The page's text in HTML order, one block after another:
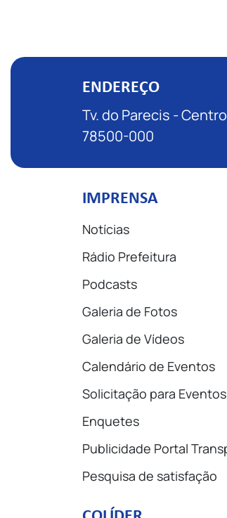
ENDEREÇO
Tv. do Parecis -
78500-000
IMPRENSA
Notícias
Rádio Prefeitura
Podcasts
Galeria de Fotos
Galeria de Vídeos
Calendário de Eventos
Solicitação para Eventos
Enquetes
Publicidade Portal
Pesquisa de satisfação